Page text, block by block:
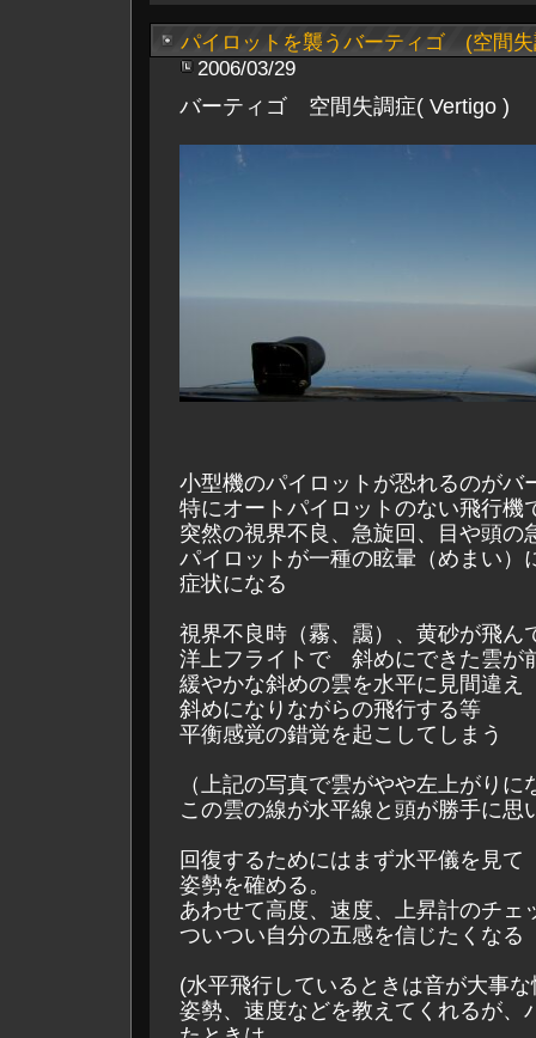
パイロットを襲うバーティゴ (空間
2006/03/29
バーティゴ 空間失調症( Vertigo )
小型機のパイロットが恐れるのがバ
特にオートパイロットのない飛行機
突然の視界不良、急旋回、目や頭の
パイロットが一種の眩暈（めまい）
症状になる
視界不良時（霧、靄）、黄砂が飛ん
洋上フライトで 斜めにできた雲が
緩やかな斜めの雲を水平に見間違え
斜めになりながらの飛行する等
平衡感覚の錯覚を起こしてしまう
（上記の写真で雲がやや左上がりに
この雲の線が水平線と頭が勝手に思
回復するためにはまず水平儀を見て
姿勢を確める。
あわせて高度、速度、上昇計のチェ
ついつい自分の五感を信じたくなる
(水平飛行しているときは音が大事
姿勢、速度などを教えてくれるが、